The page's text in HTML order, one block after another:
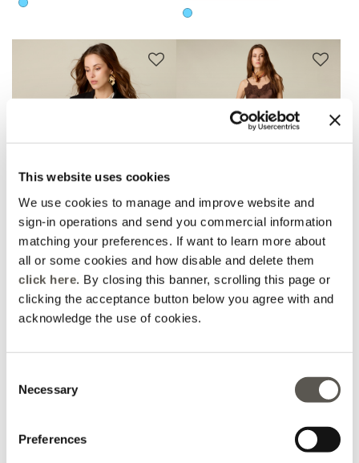
This website uses cookies
We use cookies to manage and improve website and
sign-in operations and send you commercial information
matching your preferences. If want to learn more about
all or some cookies and how disable and delete them
click here. By closing this banner, scrolling this page or
clicking the acceptance button below you agree with and
acknowledge the use of cookies.
Selection
Necessary
Preferences
Leinenmischung
Price reduced from
CHF 165,00 to
-50%
CHF 82,50
Leinenmischung
Price reduced from
CHF 129,00 to
-30%